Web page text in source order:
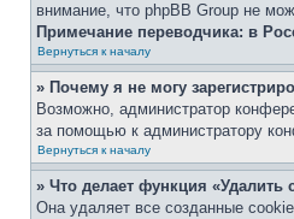
внимание, что phpBB Group не
Примечание переводчика: в
Вернуться к началу
» Почему я не могу
Возможно, администратор
за помощью к администратору
Вернуться к началу
» Что делает функция «Удалить
Она удаляет все созданные